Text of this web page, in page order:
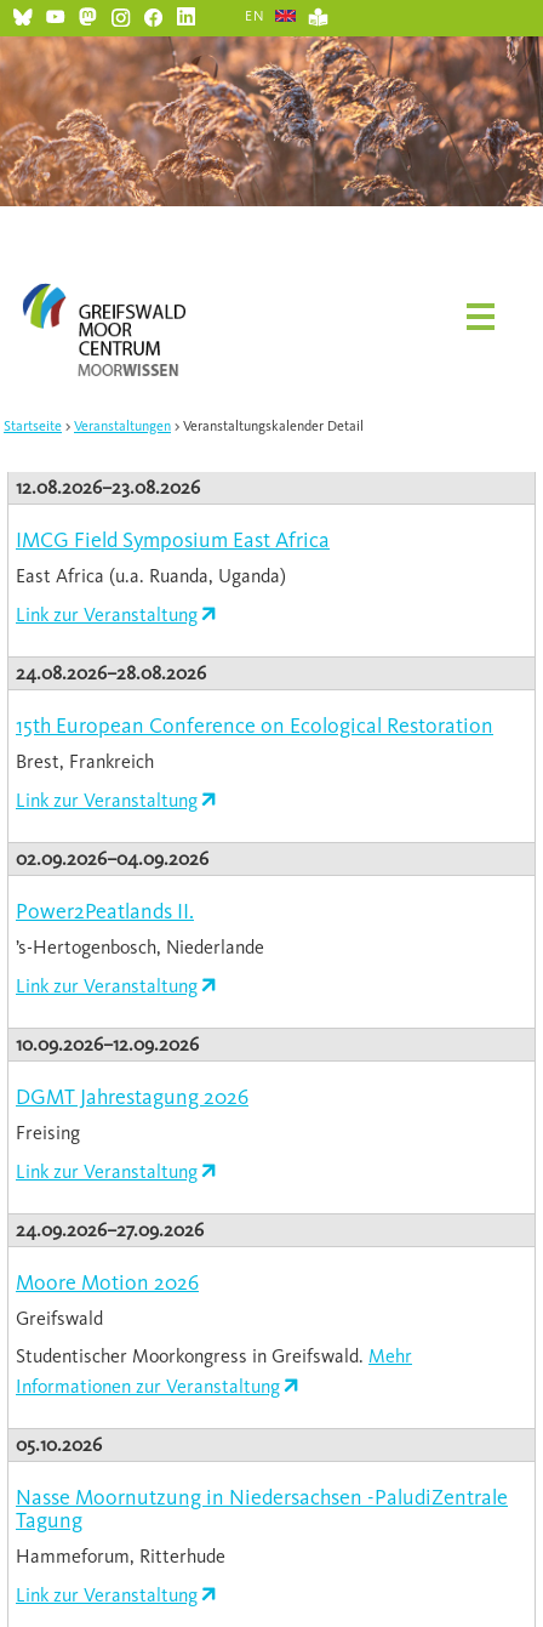
EN
Startseite Veranstaltungen Veranstaltungskalender Detail
12.08.2026–23.08.2026
IMCG Field Symposium East Africa
East Africa (u.a. Ruanda, Uganda)
Link zur Veranstaltung
24.08.2026–28.08.2026
15th European Conference on Ecological Restoration
Brest, Frankreich
Link zur Veranstaltung
02.09.2026–04.09.2026
Power2Peatlands II.
’s-Hertogenbosch, Niederlande
Link zur Veranstaltung
10.09.2026–12.09.2026
DGMT Jahrestagung 2026
Freising
Link zur Veranstaltung
24.09.2026–27.09.2026
Moore Motion 2026
Greifswald
Studentischer Moorkongress in Greifswald. Mehr
Informationen zur Veranstaltung
05.10.2026
Nasse Moornutzung in Niedersachsen -PaludiZentrale
Tagung
Hammeforum, Ritterhude
Link zur Veranstaltung